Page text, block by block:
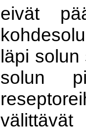
eivät
läpi solun
solun